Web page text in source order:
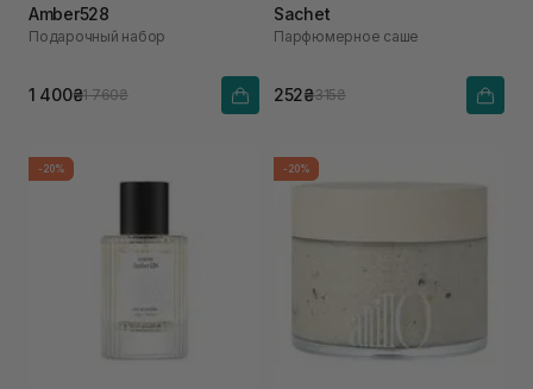
Amber528
Подарочный набор
1 400₴1 760₴
Sachet
Парфюмерное саше
252₴315₴
-20% -20%